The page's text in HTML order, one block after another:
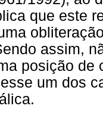
que este
assim,
posição de
um dos